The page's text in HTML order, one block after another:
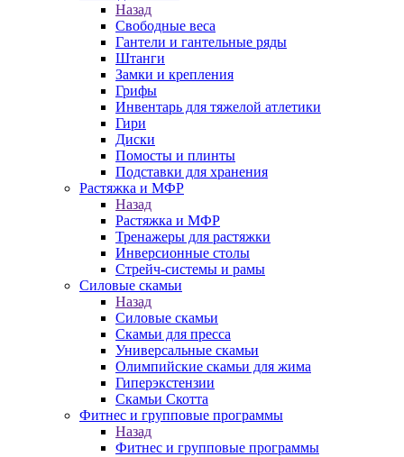
Назад
Свободные веса
Гантели и гантельные ряды
Штанги
Замки и крепления
Грифы
Инвентарь для тяжелой атлетики
Гири
Диски
Помосты и плинты
Подставки для хранения
Растяжка и МФР
Назад
Растяжка и МФР
Тренажеры для растяжки
Инверсионные столы
Стрейч-системы и рамы
Силовые скамьи
Назад
Силовые скамьи
Скамьи для пресса
Универсальные скамьи
Олимпийские скамьи для жима
Гиперэкстензии
Скамьи Скотта
Фитнес и групповые программы
Назад
Фитнес и групповые программы